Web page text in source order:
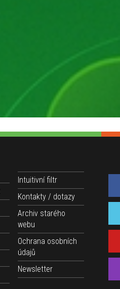
Intuitivní filtr
Kontakty / dotazy
Archiv starého
webu
Ochrana osobních
údajů
Newsletter